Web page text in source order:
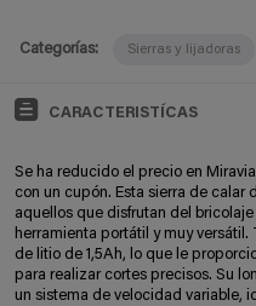
Categorías: Sierras y lijadoras
CARACTERISTÍCAS
Se ha reducido el precio en
con un cupón. Esta sierra de calar
aquellos que disfrutan del
herramienta portátil y muy versátil.
de litio de 1,5Ah, lo que le
para realizar cortes precisos. Su
un sistema de velocidad variable,